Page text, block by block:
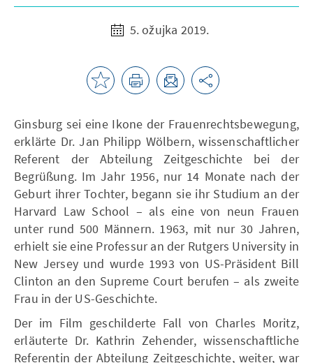
5. ožujka 2019.
Ginsburg sei eine Ikone der Frauenrechtsbewegung,
erklärte Dr. Jan Philipp Wölbern, wissenschaftlicher
Referent der Abteilung Zeitgeschichte bei der
Begrüßung. Im Jahr 1956, nur 14 Monate nach der
Geburt ihrer Tochter, begann sie ihr Studium an der
Harvard Law School – als eine von neun Frauen
unter rund 500 Männern. 1963, mit nur 30 Jahren,
erhielt sie eine Professur an der Rutgers University in
New Jersey und wurde 1993 von US-Präsident Bill
Clinton an den Supreme Court berufen – als zweite
Frau in der US-Geschichte.
Der im Film geschilderte Fall von Charles Moritz,
erläuterte Dr. Kathrin Zehender, wissenschaftliche
Referentin der Abteilung Zeitgeschichte, weiter, war